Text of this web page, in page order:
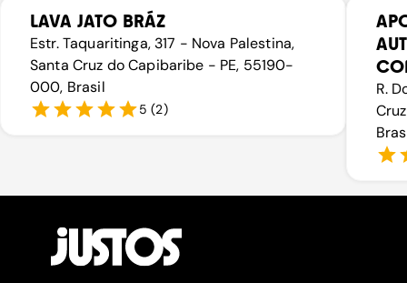
LAVA JATO BRÁZ
Estr. Taquaritinga, 317 - Nova Palestina,
Santa Cruz do Capibaribe - PE, 55190-
000, Brasil
5 (2)
R.